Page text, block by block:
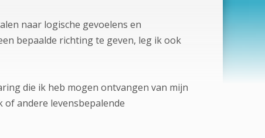
naar logische gevoelens en
bepaalde richting te geven, leg ik ook
die ik heb mogen ontvangen van mijn
of andere levensbepalende